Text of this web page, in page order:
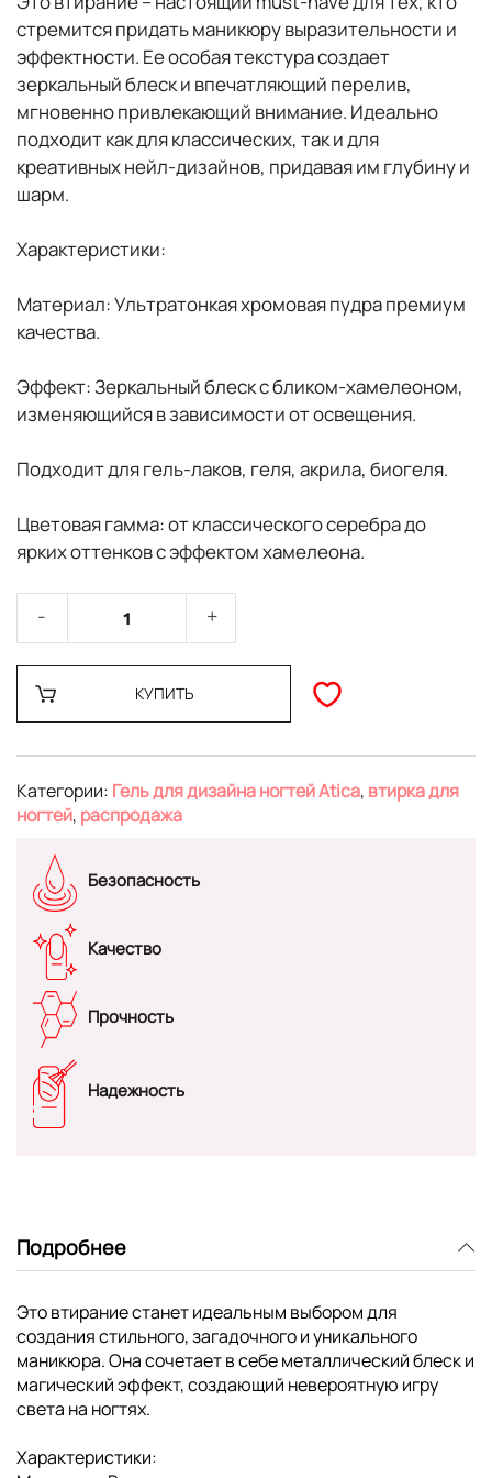
стремится придать маникюру выразительности и
эффектности. Ее особая текстура создает
зеркальный блеск и впечатляющий перелив,
мгновенно привлекающий внимание. Идеально
подходит как для классических, так и для
креативных нейл-дизайнов, придавая им глубину и
шарм.
Характеристики:
Материал: Ультратонкая хромовая пудра премиум
качества.
Эффект: Зеркальный блеск с бликом-хамелеоном,
изменяющийся в зависимости от освещения.
Подходит для гель-лаков, геля, акрила, биогеля.
Цветовая гамма: от классического серебра до
ярких оттенков с эффектом хамелеона.
КУПИТЬ
Категории: Гель для дизайна ногтей Atica, втирка для
ногтей, распродажа
Безопасность
Качество
Прочность
Надежность
Подробнее
Это втирание станет идеальным выбором для
создания стильного, загадочного и уникального
маникюра. Она сочетает в себе металлический блеск и
магический эффект, создающий невероятную игру
света на ногтях.
Характеристики: